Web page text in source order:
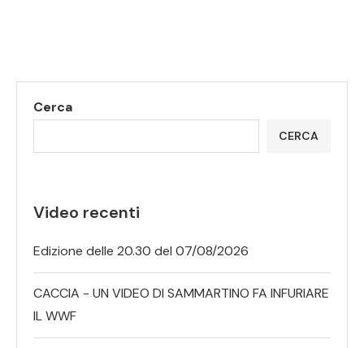
Cerca
CERCA
Video recenti
Edizione delle 20.30 del 07/08/2026
CACCIA - UN VIDEO DI SAMMARTINO FA INFURIARE
IL WWF